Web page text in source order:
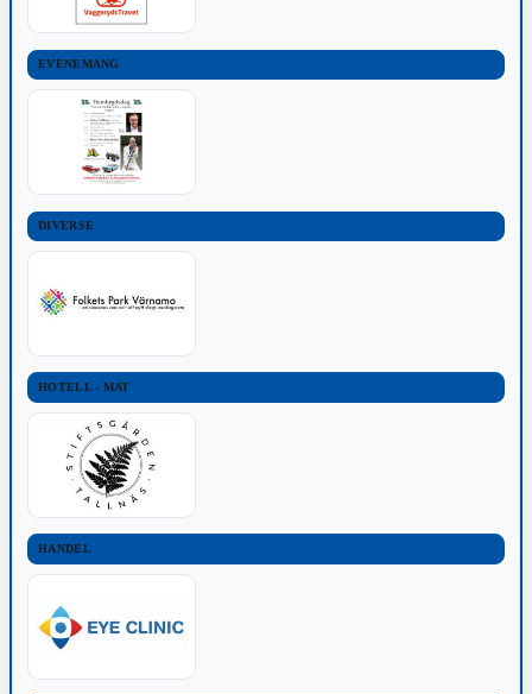
EVENEMANG
DIVERSE
HOTELL - MAT
HANDEL